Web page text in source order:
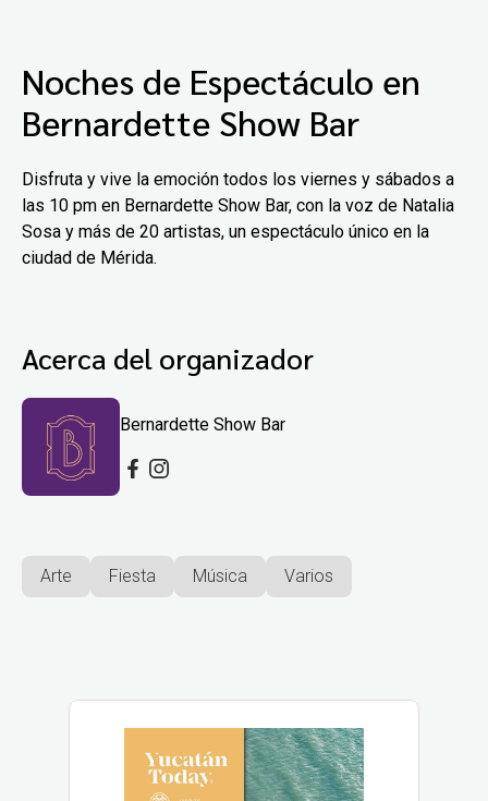
Noches de Espectáculo en
Bernardette Show Bar
Disfruta y vive la emoción todos los viernes y sábados a
las 10 pm en Bernardette Show Bar, con la voz de Natalia
Sosa y más de 20 artistas, un espectáculo único en la
ciudad de Mérida.
Acerca del organizador
Bernardette Show Bar
Arte Fiesta Música Varios